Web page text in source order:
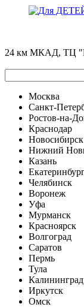
24 км МКАД, ТЦ
Москва
Санкт-
Ростов-на-
Краснодар
Новосибирск
Нижний
Казань
Челябинск
Воронеж
Уфа
Мурманск
Красноярск
Волгоград
Саратов
Пермь
Тула
Калининград
Иркутск
Омск